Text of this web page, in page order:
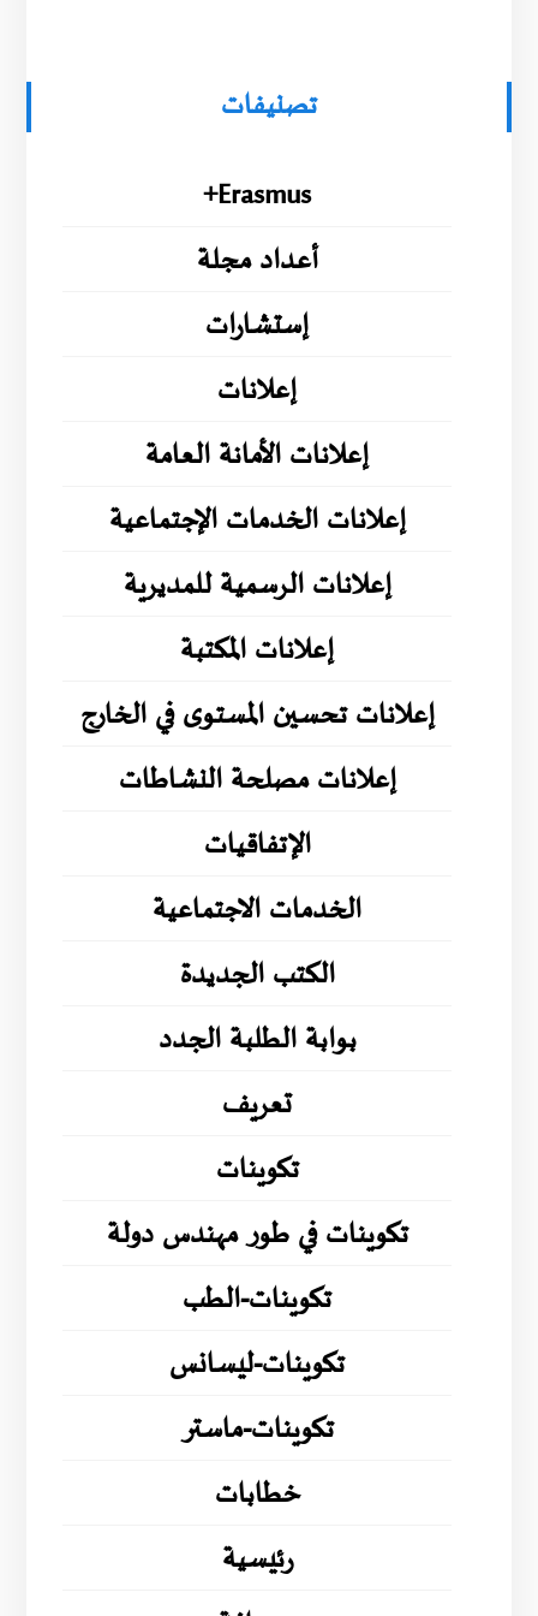
تصنيفات
Erasmus+
أعداد مجلة
إستشارات
إعلانات
إعلانات الأمانة العامة
إعلانات الخدمات الإجتماعية
إعلانات الرسمية للمديرية
إعلانات المكتبة
إعلانات تحسين المستوى في الخارج
إعلانات مصلحة النشاطات
الإتفاقيات
الخدمات الاجتماعية
الكتب الجديدة
بوابة الطلبة الجدد
تعريف
تكوينات
تكوينات في طور مهندس دولة
تكوينات-الطب
تكوينات-ليسانس
تكوينات-ماستر
خطابات
رئيسية